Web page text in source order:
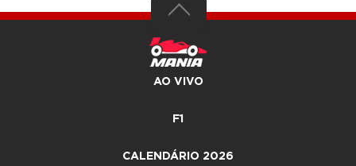
AO VIVO
F1
CALENDÁRIO 2026